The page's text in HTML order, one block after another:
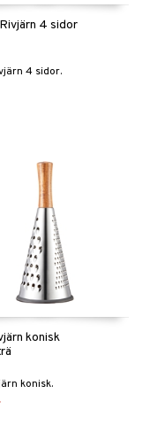
4 sidor
4 sidor.
konisk
konisk.